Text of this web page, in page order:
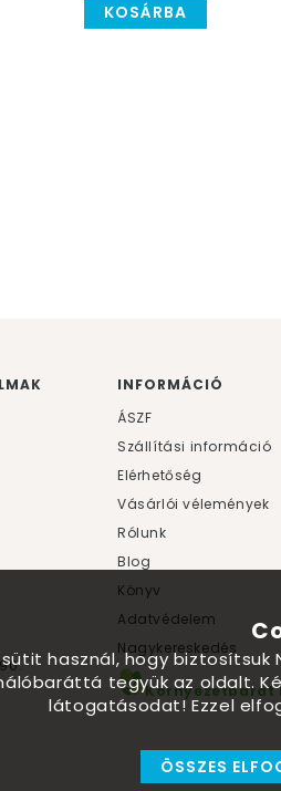
KOSÁRBA
90.
INFORMÁCIÓ
ÁSZF
Szállítási információ
Elérhetőség
Vásárlói vélemények
Rólunk
Blog
Könyv
Adatvédelem
Nagykereskedés
Környezetbarát
sütit használ, hogy
tegyük az oldalt.
látogatásodat! Ezzel
ÖSSZES